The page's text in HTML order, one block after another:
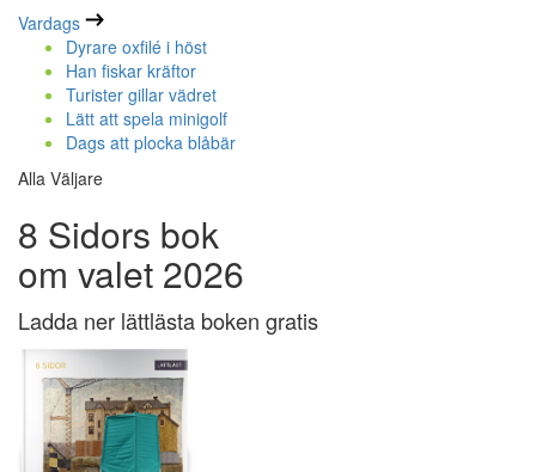
Vardags
Dyrare oxfilé i höst
Han fiskar kräftor
Turister gillar vädret
Lätt att spela minigolf
Dags att plocka blåbär
Alla Väljare
8 Sidors bok
om valet 2026
Ladda ner lättlästa boken gratis